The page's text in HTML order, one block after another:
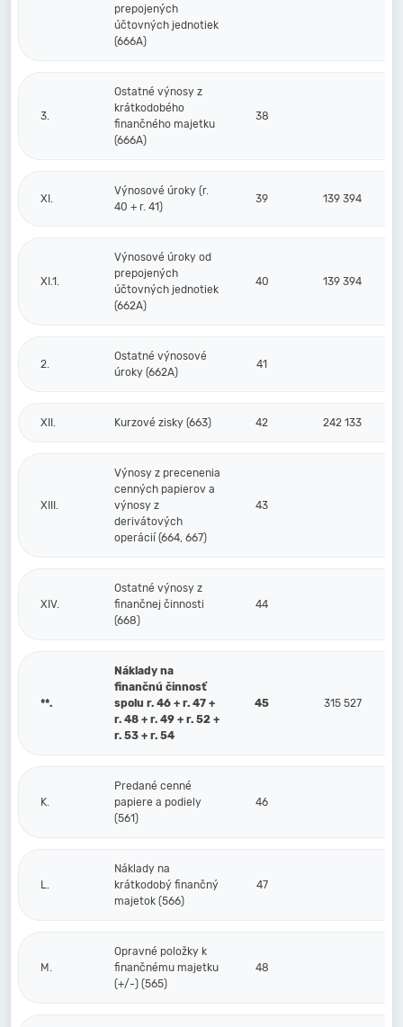
prepojených
účtovných jednotiek
(666A)
3.
Ostatné výnosy z
krátkodobého
finančného majetku
(666A)
38
XI.
Výnosové úroky (r.
40 + r. 41)
39 139 394
XI.1.
Výnosové úroky od
prepojených
účtovných jednotiek
(662A)
40 139 394
2.
Ostatné výnosové
úroky (662A)
41
XII. Kurzové zisky (663) 42 242 133
XIII.
Výnosy z precenenia
cenných papierov a
výnosy z
derivátových
operácií (664, 667)
43
XIV.
Ostatné výnosy z
finančnej činnosti
(668)
44
**.
Náklady na
finančnú činnosť
spolu r. 46 + r. 47 +
r. 48 + r. 49 + r. 52 +
r. 53 + r. 54
45 315 527
K.
Predané cenné
papiere a podiely
(561)
46
L.
Náklady na
krátkodobý finančný
majetok (566)
47
M.
Opravné položky k
finančnému majetku
(+/-) (565)
48